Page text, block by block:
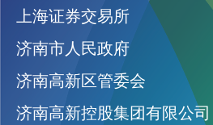
上海证券交易所
济南市人民政府
济南高新区管委会
济南高新控股集团有限公司